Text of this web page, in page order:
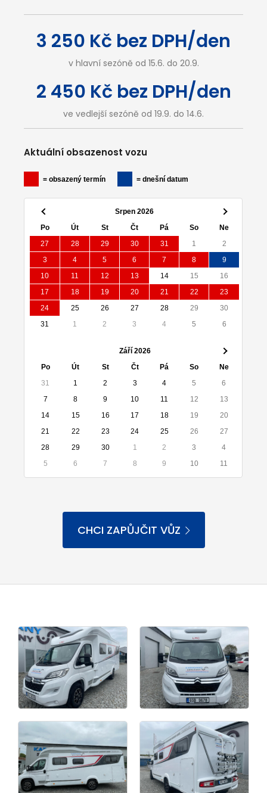
3 250 Kč bez DPH/den
v hlavní sezóně od 15.6. do 20.9.
2 450 Kč bez DPH/den
ve vedlejší sezóně od 19.9. do 14.6.
Aktuální obsazenost vozu
CHCI ZAPŮJČIT VŮZ